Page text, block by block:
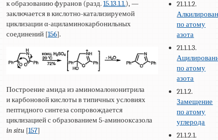
к образованию фуранов (разд.15.13.1.1.), —
заключается в кислотно-катализируемой
циклизации α-ациламинокарбонильных
соединений [156].
Построение амида из аминомалононитрила
и карбоновой кислоты в типичных условиях
пептидного синтеза сопровождается
циклизацией с образованием 5-аминооксазола
in situ [157]
21.1.1.2.
по атому
азота
21.1.1.3.
по атому
азота
21.1.2.
Замещение
по атому
углерода
21.1.2.1.